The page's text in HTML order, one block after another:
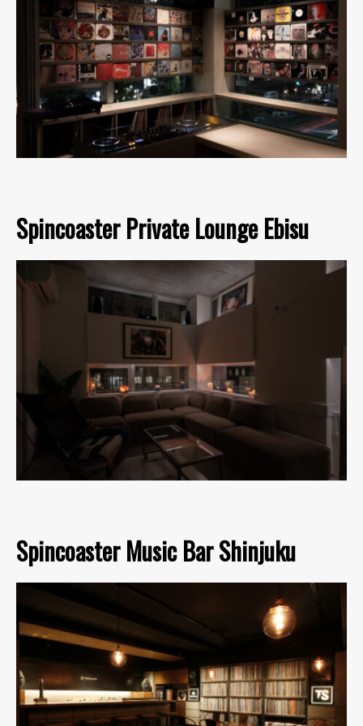
Spincoaster Private Lounge Ebisu
Spincoaster Music Bar Shinjuku